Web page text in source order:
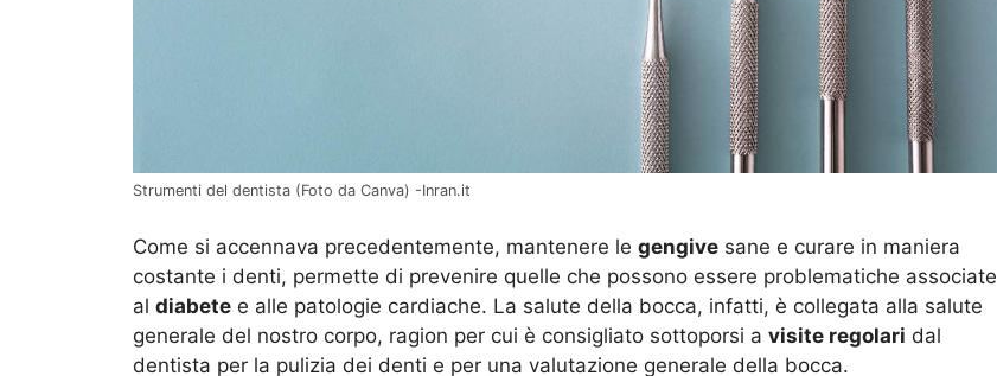
Strumenti del dentista (Foto da Canva) -Inran.it
Come si accennava precedentemente, mantenere le gengive sane e curare in maniera
costante i denti, permette di prevenire quelle che possono essere problematiche associate
al diabete e alle patologie cardiache. La salute della bocca, infatti, è collegata alla salute
generale del nostro corpo, ragion per cui è consigliato sottoporsi a visite regolari dal
dentista per la pulizia dei denti e per una valutazione generale della bocca.